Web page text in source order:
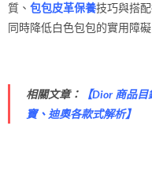
質、 包包皮革保養技巧與搭
同時降低白色包包的實用障礙
相關文章： 【Dior 商品目
寶、迪奧各款式解析】